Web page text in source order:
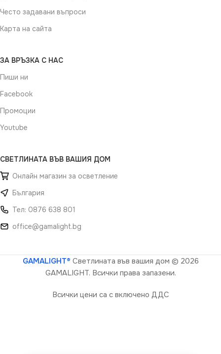
Често задавани въпроси
Карта на сайта
ЗА ВРЪЗКА С НАС
Пиши ни
Facebook
Промоции
Youtube
СВЕТЛИНАТА ВЪВ ВАШИЯ ДОМ
Онлайн магазин за осветление
България
Тел: 0876 638 801
office@gamalight.bg
GAMALIGHT® Светлината във вашия дом © 2026
GAMALIGHT. Всички права запазени.
Всички цени са с включено ДДС